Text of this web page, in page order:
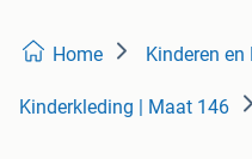
Home Kinderen en
Kinderkleding | Maat 146